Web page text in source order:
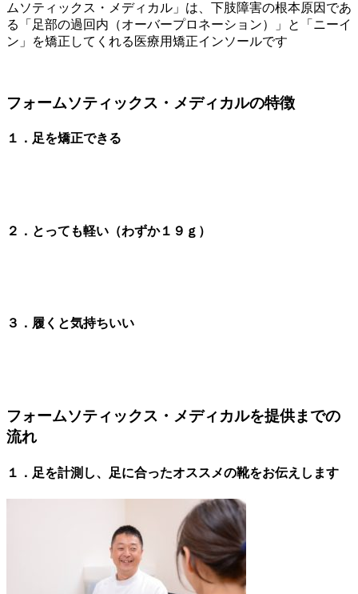
ムソティックス・メディカル」は、下肢障害の根本原因であ
る「足部の過回内（オーバープロネーション）」と「ニーイ
ン」を矯正してくれる医療用矯正インソールです
フォームソティックス・メディカルの特徴
１．足を矯正できる
２．とっても軽い（わずか１９ｇ）
３．履くと気持ちいい
フォームソティックス・メディカルを提供までの
流れ
１．足を計測し、足に合ったオススメの靴をお伝えします